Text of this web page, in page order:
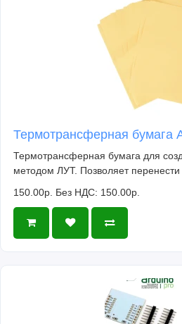
Термотрансферная бумага
Термотрансферная бумага для
методом ЛУТ. Позволяет перенести
150.00р. Без НДС: 150.00р.